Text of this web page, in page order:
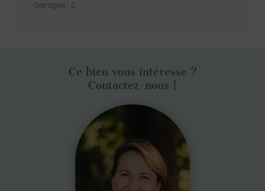
Garages : 2
Ce bien vous intéresse ?
Contactez-nous !